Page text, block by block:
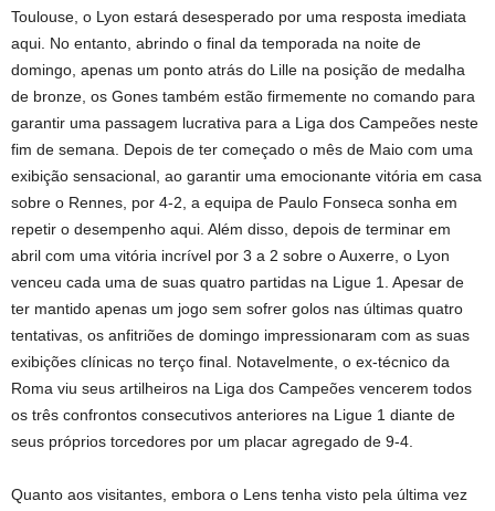
Toulouse, o Lyon estará desesperado por uma resposta imediata
aqui. No entanto, abrindo o final da temporada na noite de
domingo, apenas um ponto atrás do Lille na posição de medalha
de bronze, os Gones também estão firmemente no comando para
garantir uma passagem lucrativa para a Liga dos Campeões neste
fim de semana. Depois de ter começado o mês de Maio com uma
exibição sensacional, ao garantir uma emocionante vitória em casa
sobre o Rennes, por 4-2, a equipa de Paulo Fonseca sonha em
repetir o desempenho aqui. Além disso, depois de terminar em
abril com uma vitória incrível por 3 a 2 sobre o Auxerre, o Lyon
venceu cada uma de suas quatro partidas na Ligue 1. Apesar de
ter mantido apenas um jogo sem sofrer golos nas últimas quatro
tentativas, os anfitriões de domingo impressionaram com as suas
exibições clínicas no terço final. Notavelmente, o ex-técnico da
Roma viu seus artilheiros na Liga dos Campeões vencerem todos
os três confrontos consecutivos anteriores na Ligue 1 diante de
seus próprios torcedores por um placar agregado de 9-4.
Quanto aos visitantes, embora o Lens tenha visto pela última vez